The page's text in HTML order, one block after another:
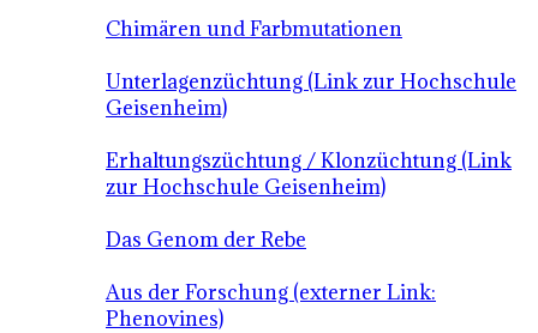
Chimären und Farbmutationen
Unterlagenzüchtung (Link zur Hochschule
Geisenheim)
Erhaltungszüchtung / Klonzüchtung (Link
zur Hochschule Geisenheim)
Das Genom der Rebe
Aus der Forschung (externer Link:
Phenovines)